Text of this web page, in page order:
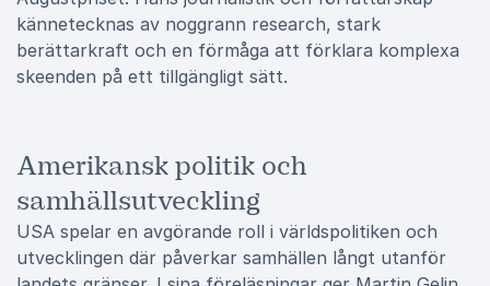
kännetecknas av noggrann research, stark
berättarkraft och en förmåga att förklara komplexa
skeenden på ett tillgängligt sätt.
Amerikansk politik och
samhällsutveckling
USA spelar en avgörande roll i världspolitiken och
utvecklingen där påverkar samhällen långt utanför